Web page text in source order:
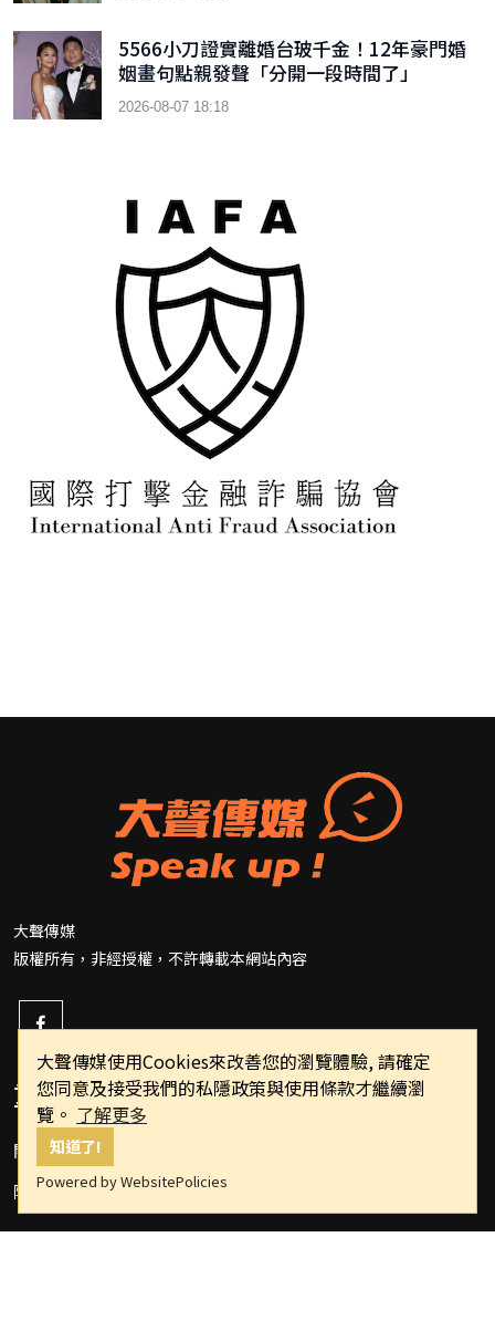
大聲傳媒使用Cookies來改善您的瀏覽體驗, 請確定
您同意及接受我們的私隱政策與使用條款才繼續瀏
覽。 了解更多
知道了!
Powered by WebsitePolicies
5566小刀證實離婚台玻千金！12年豪門婚
姻畫句點親發聲「分開一段時間了」
2026-08-07 18:18
大聲傳媒
版權所有，非經授權，不許轉載本網站內容
重要連結
關於我們
隱私權政策